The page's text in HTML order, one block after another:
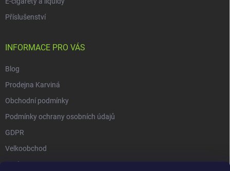
Příslušenství
INFORMACE PRO VÁS
Blog
Prodejna Karviná
Obchodní podmínky
Podmínky ochrany osobních údajů
GDPR
Velkoobchod
O nás